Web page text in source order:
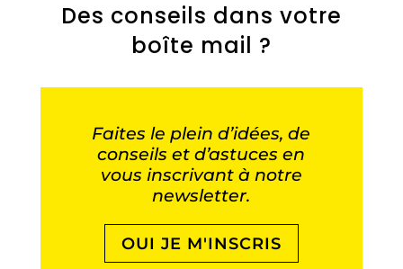
Des conseils dans votre
boîte mail ?
Faites le plein d’idées, de
conseils et d’astuces en
vous inscrivant à notre
newsletter.
OUI JE M'INSCRIS